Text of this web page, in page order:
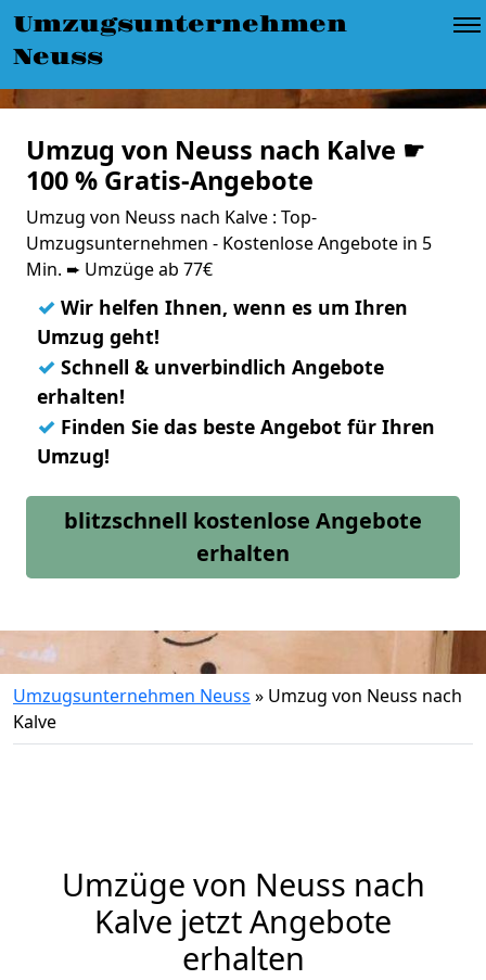
Umzugsunternehmen
Neuss
Umzug von Neuss nach Kalve ☛
100 % Gratis-Angebote
Umzug von Neuss nach Kalve : Top-
Umzugsunternehmen - Kostenlose Angebote in 5
Min. ➨ Umzüge ab 77€
✓ Wir helfen Ihnen, wenn es um Ihren
Umzug geht!
✓ Schnell & unverbindlich Angebote
erhalten!
✓ Finden Sie das beste Angebot für Ihren
Umzug!
blitzschnell kostenlose Angebote
erhalten
Umzugsunternehmen Neuss » Umzug von Neuss nach
Kalve
Umzüge von Neuss nach
Kalve jetzt Angebote
erhalten